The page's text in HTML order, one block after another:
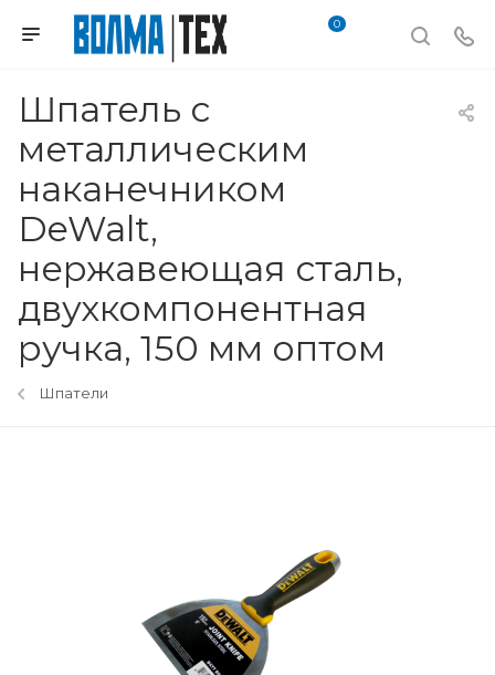
0
Шпатель с
металлическим
наканечником
DeWalt,
нержавеющая сталь,
двухкомпонентная
ручка, 150 мм оптом
Шпатели